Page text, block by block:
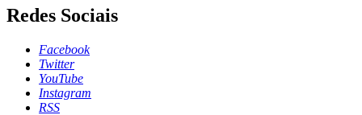
Redes Sociais
Facebook
Twitter
YouTube
Instagram
RSS